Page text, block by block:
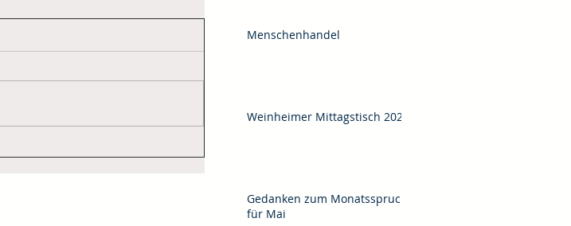
Menschenhandel
Weinheimer Mittagstisch 2025
Gedanken zum Monatsspruch
für Mai